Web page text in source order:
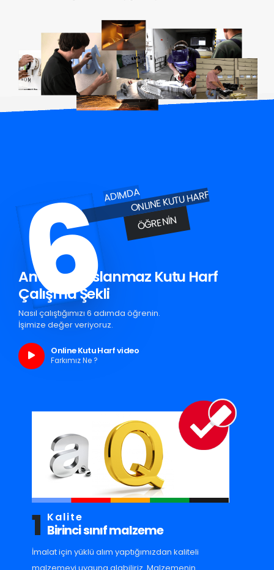
6ADIMDAONLINE KUTU HARF
ÖĞRENIN
Antalya Paslanmaz Kutu Harf
Çalışma Şekli
Nasıl çalıştığımızı 6 adımda öğrenin.
İşimize değer veriyoruz.
Online Kutu Harf video
Farkımız Ne ?
1 Kalite
Birinci sınıf malzeme
İmalat için yüklü alım yaptığımızdan kaliteli